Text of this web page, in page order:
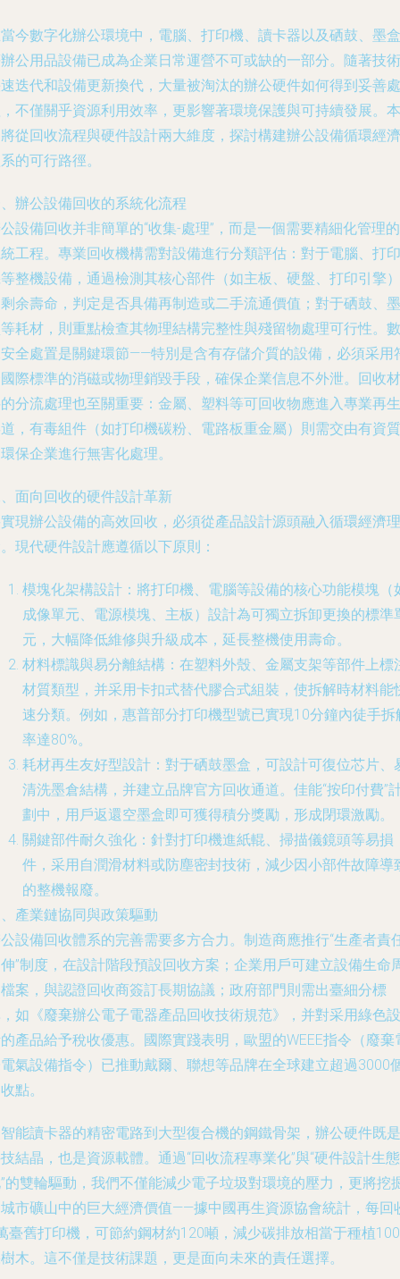
今數字化辦公環境中，電腦、打印機、讀卡器以及硒鼓、墨盒
公用品設備已成為企業日常運營不可或缺的一部分。隨著技術
迭代和設備更新換代，大量被淘汰的辦公硬件如何得到妥善處
不僅關乎資源利用效率，更影響著環境保護與可持續發展。本
從回收流程與硬件設計兩大維度，探討構建辦公設備循環經濟
的可行路徑。
辦公設備回收的系統化流程
設備回收并非簡單的“收集-處理”，而是一個需要精細化管理的
工程。專業回收機構需對設備進行分類評估：對于電腦、打印
整機設備，通過檢測其核心部件（如主板、硬盤、打印引擎）
余壽命，判定是否具備再制造或二手流通價值；對于硒鼓、墨
耗材，則重點檢查其物理結構完整性與殘留物處理可行性。數
全處置是關鍵環節——特別是含有存儲介質的設備，必須采用
際標準的消磁或物理銷毀手段，確保企業信息不外泄。回收材
分流處理也至關重要：金屬、塑料等可回收物應進入專業再生
，有毒組件（如打印機碳粉、電路板重金屬）則需交由有資質
保企業進行無害化處理。
面向回收的硬件設計革新
現辦公設備的高效回收，必須從產品設計源頭融入循環經濟理
現代硬件設計應遵循以下原則：
模塊化架構設計：將打印機、電腦等設備的核心功能模塊（
成像單元、電源模塊、主板）設計為可獨立拆卸更換的標準
元，大幅降低維修與升級成本，延長整機使用壽命。
材料標識與易分離結構：在塑料外殼、金屬支架等部件上標
材質類型，并采用卡扣式替代膠合式組裝，使拆解時材料能
速分類。例如，惠普部分打印機型號已實現10分鐘內徒手拆
率達80%。
耗材再生友好型設計：對于硒鼓墨盒，可設計可復位芯片、
清洗墨倉結構，并建立品牌官方回收通道。佳能“按印付費”
劃中，用戶返還空墨盒即可獲得積分獎勵，形成閉環激勵。
關鍵部件耐久強化：針對打印機進紙輥、掃描儀鏡頭等易損
件，采用自潤滑材料或防塵密封技術，減少因小部件故障導
的整機報廢。
產業鏈協同與政策驅動
設備回收體系的完善需要多方合力。制造商應推行“生產者責
”制度，在設計階段預設回收方案；企業用戶可建立設備生命
案，與認證回收商簽訂長期協議；政府部門則需出臺細分標
如《廢棄辦公電子電器產品回收技術規范》，并對采用綠色設
產品給予稅收優惠。國際實踐表明，歐盟的WEEE指令（廢棄
氣設備指令）已推動戴爾、聯想等品牌在全球建立超過3000
點。
能讀卡器的精密電路到大型復合機的鋼鐵骨架，辦公硬件既是
結晶，也是資源載體。通過“回收流程專業化”與“硬件設計生態
的雙輪驅動，我們不僅能減少電子垃圾對環境的壓力，更將挖
市礦山中的巨大經濟價值——據中國再生資源協會統計，每回
臺舊打印機，可節約鋼材約120噸，減少碳排放相當于種植
木。這不僅是技術課題，更是面向未來的責任選擇。